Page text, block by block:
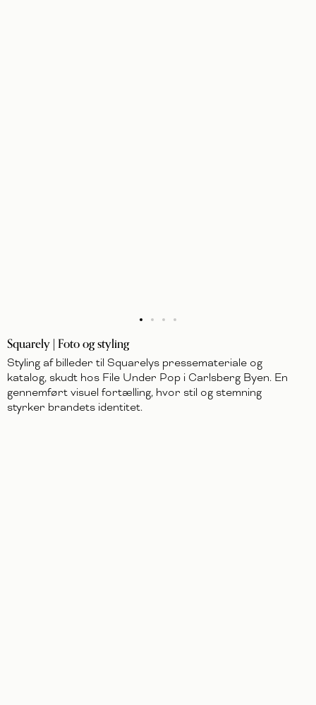
Squarely | Foto og styling
Styling af billeder til Squarelys pressemateriale og
katalog, skudt hos File Under Pop i Carlsberg Byen. En
gennemført visuel fortælling, hvor stil og stemning
styrker brandets identitet.